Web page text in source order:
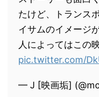
たけど、トランス
イサムのイメージ
人によってはこの
pic.twitter.com/
— J [映画垢]